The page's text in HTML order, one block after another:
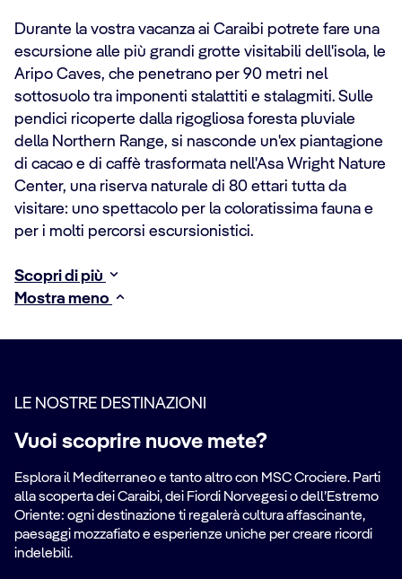
Durante la vostra vacanza ai Caraibi potrete fare una
escursione alle più grandi grotte visitabili dell'isola, le
Aripo Caves, che penetrano per 90 metri nel
sottosuolo tra imponenti stalattiti e stalagmiti. Sulle
pendici ricoperte dalla rigogliosa foresta pluviale
della Northern Range, si nasconde un'ex piantagione
di cacao e di caffè trasformata nell'Asa Wright Nature
Center, una riserva naturale di 80 ettari tutta da
visitare: uno spettacolo per la coloratissima fauna e
per i molti percorsi escursionistici.
Scopri di più
Mostra meno
LE NOSTRE DESTINAZIONI
Vuoi scoprire nuove mete?
Esplora il Mediterraneo e tanto altro con MSC Crociere. Parti
alla scoperta dei Caraibi, dei Fiordi Norvegesi o dell’Estremo
Oriente: ogni destinazione ti regalerà cultura affascinante,
paesaggi mozzafiato e esperienze uniche per creare ricordi
indelebili.